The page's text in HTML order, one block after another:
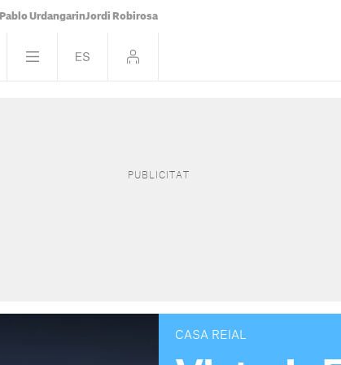
Pablo UrdangarinJordi Robirosa
CASA REIAL